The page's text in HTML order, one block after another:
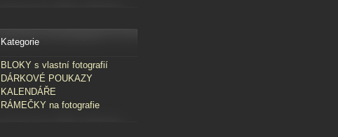
Kategorie
BLOKY s vlastní fotografií
DÁRKOVÉ POUKAZY
KALENDÁŘE
RÁMEČKY na fotografie